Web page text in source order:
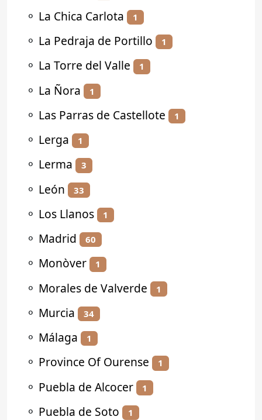
⚬ La Chica Carlota 1
⚬ La Pedraja de Portillo 1
⚬ La Torre del Valle 1
⚬ La Ñora 1
⚬ Las Parras de Castellote 1
⚬ Lerga 1
⚬ Lerma 3
⚬ León 33
⚬ Los Llanos 1
⚬ Madrid 60
⚬ Monòver 1
⚬ Morales de Valverde 1
⚬ Murcia 34
⚬ Málaga 1
⚬ Province Of Ourense 1
⚬ Puebla de Alcocer 1
⚬ Puebla de Soto 1